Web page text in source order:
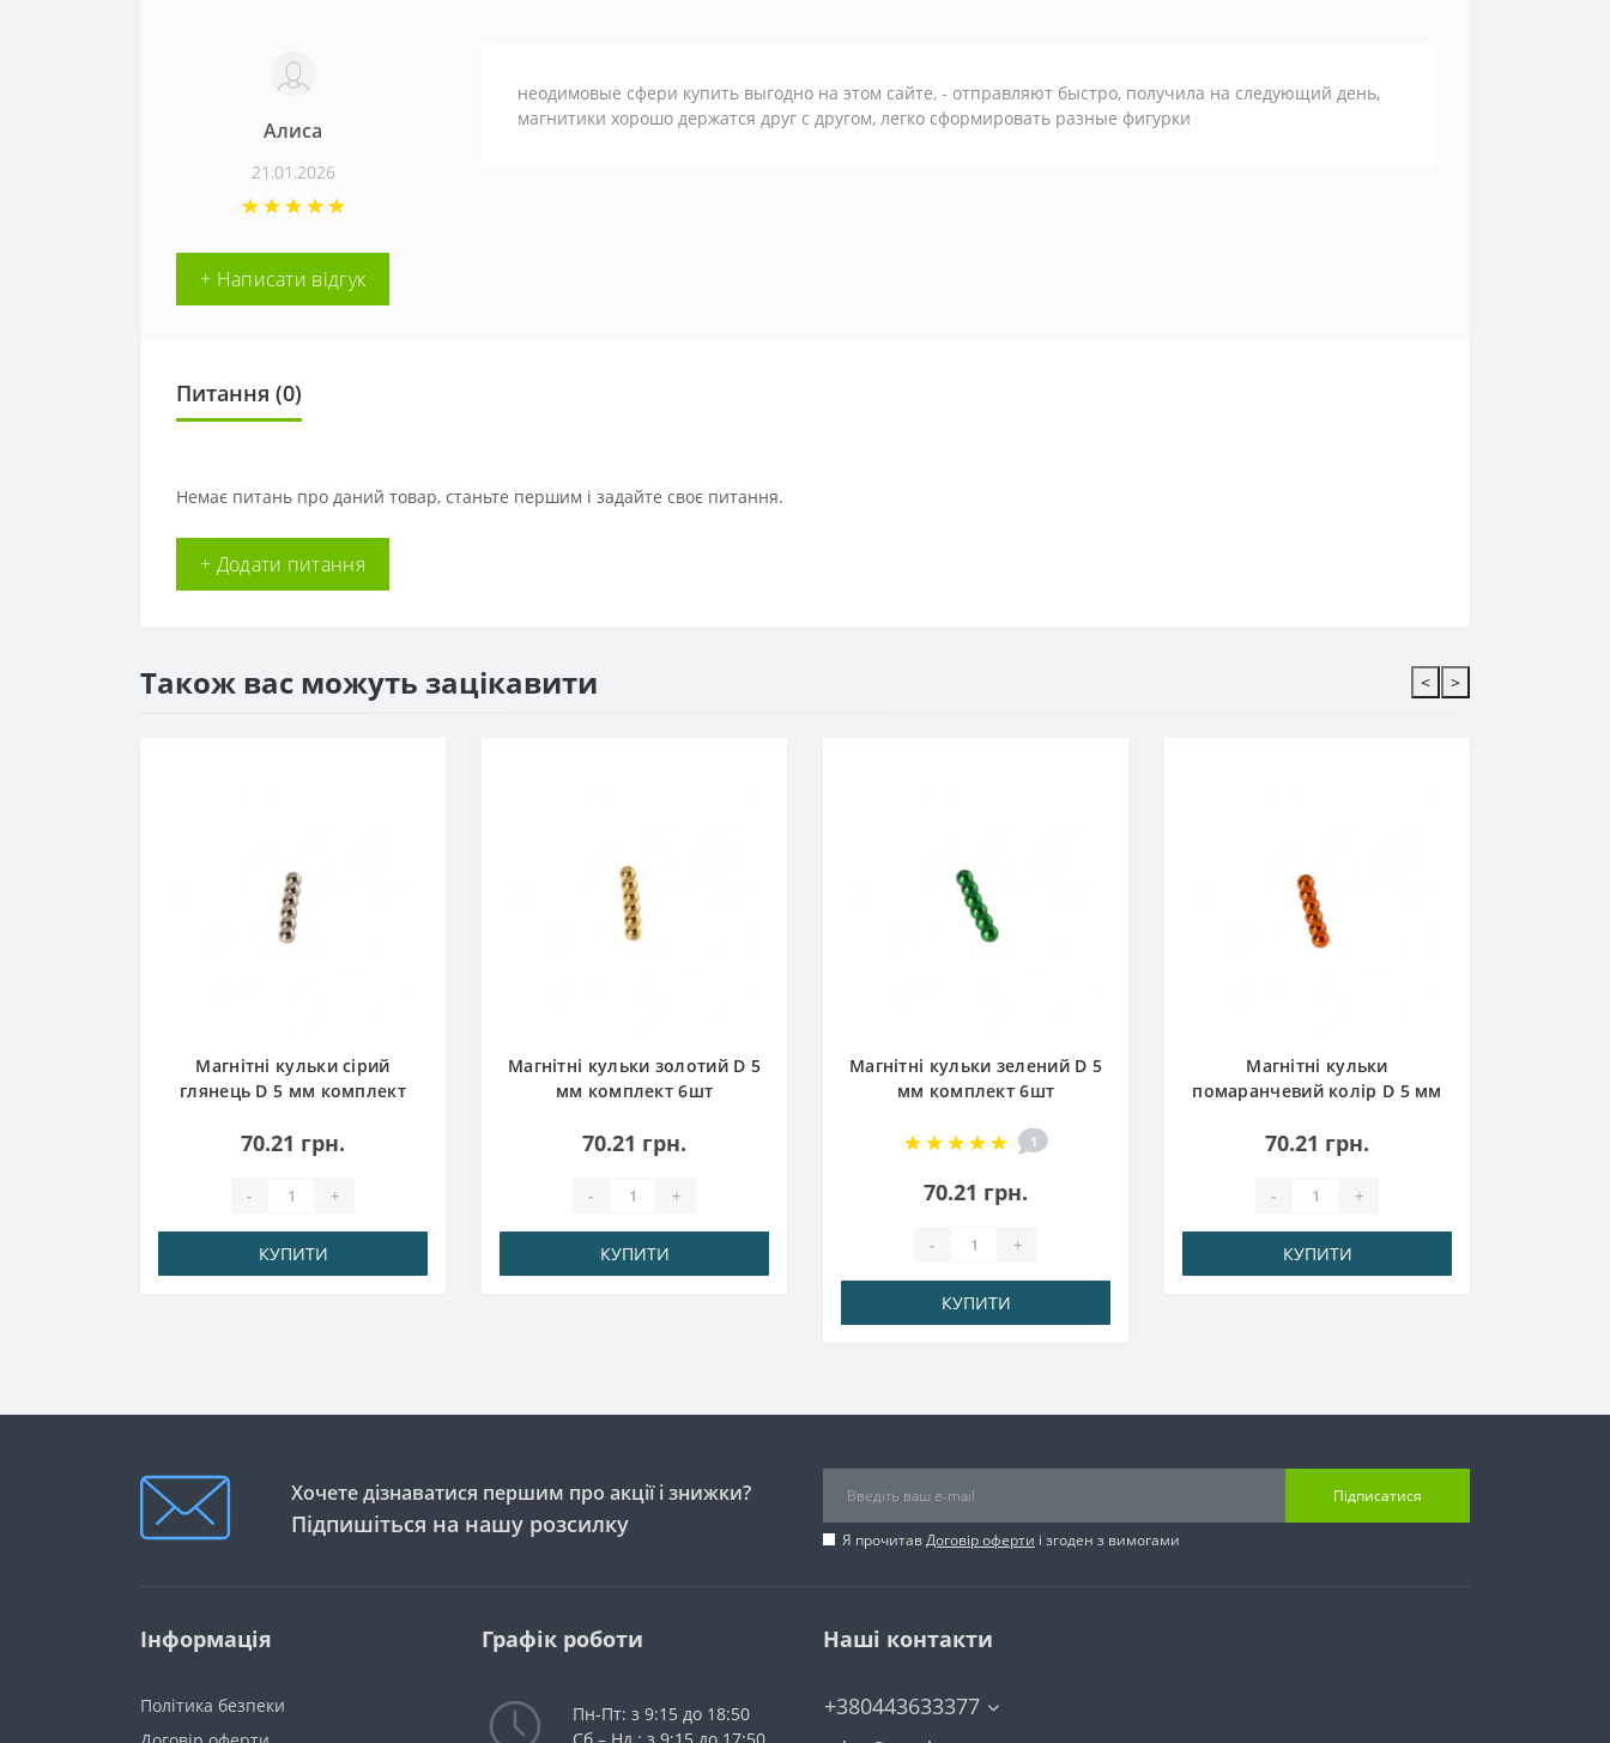
Алиса
21.01.2026
неодимовые сфери купить выгодно на этом сайте, - отправляют быстро, получила на следующий день,
магнитики хорошо держатся друг с другом, легко сформировать разные фигурки
+ Написати відгук
Питання (0)
Немає питань про даний товар, станьте першим і задайте своє питання.
+ Додати питання
Також вас можуть зацікавити <
Магнітні кульки сірий
глянець D 5 мм комплект
70.21 грн.
- +
КУПИТИ
Магнітні кульки золотий D 5
мм комплект 6шт
70.21 грн.
- +
КУПИТИ
Магнітні кульки зелений D 5
мм комплект 6шт
1
70.21 грн.
- +
КУПИТИ
Магнітні кульки
помаранчевий колір D 5 мм
70.21 грн.
- +
КУПИТИ
>
Хочете дізнаватися першим про акції і знижки?
Підпишіться на нашу розсилку
Підписатися
Я прочитавДоговір оферти і згоден з вимогами
Інформація
Політика безпеки
Графік роботи
Пн-Пт: з 9:15 до 18:50
Наші контакти
+380443633377